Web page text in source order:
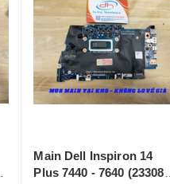
Main Dell Inspiron 14
Plus 7440 - 7640 (233086-